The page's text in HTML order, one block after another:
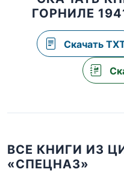
ГОРНИЛЕ
Скачать
ВСЕ КНИГИ ИЗ
«СПЕЦНАЗ»